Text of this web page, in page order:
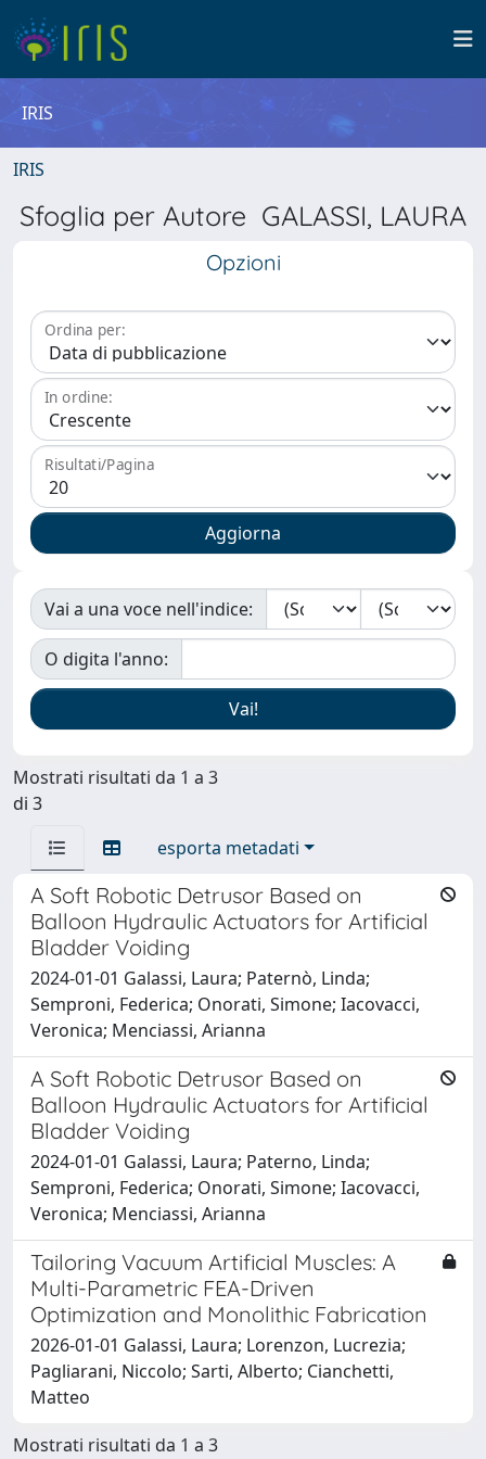
IRIS
IRIS
Sfoglia per Autore GALASSI, LAURA
Opzioni
Ordina per:
In ordine:
Risultati/Pagina
Vai a una voce nell'indice:
O digita l'anno:
Mostrati risultati da 1 a 3
di 3
esporta metadati
A Soft Robotic Detrusor Based on
Balloon Hydraulic Actuators for Artificial
Bladder Voiding
2024-01-01 Galassi, Laura; Paternò, Linda;
Semproni, Federica; Onorati, Simone; Iacovacci,
Veronica; Menciassi, Arianna
A Soft Robotic Detrusor Based on
Balloon Hydraulic Actuators for Artificial
Bladder Voiding
2024-01-01 Galassi, Laura; Paterno, Linda;
Semproni, Federica; Onorati, Simone; Iacovacci,
Veronica; Menciassi, Arianna
Tailoring Vacuum Artificial Muscles: A
Multi-Parametric FEA-Driven
Optimization and Monolithic Fabrication
2026-01-01 Galassi, Laura; Lorenzon, Lucrezia;
Pagliarani, Niccolo; Sarti, Alberto; Cianchetti,
Matteo
Mostrati risultati da 1 a 3